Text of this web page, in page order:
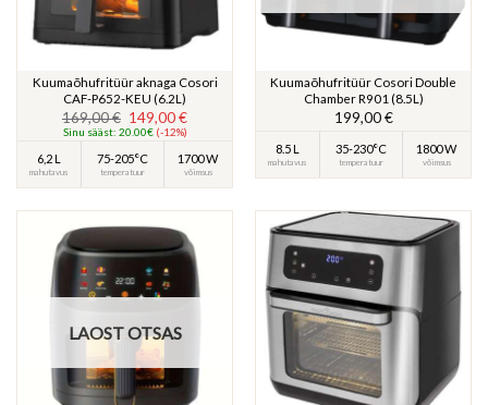
Kuumaõhufritüür aknaga Cosori
‎CAF-P652-KEU (6.2L)
169,00€ Algne
hind
169,00 €.
149,00€Praegune
149,00 €.
Sinu sääst: 20.00€ (-12%)
6,2 L
mahutavus
75-205°C
temperatuur
1700 W
võimsus
Kuumaõhufritüür Cosori Double
Chamber R901 (8.5L)
199,00€
8.5 L
mahutavus
35-230°C
temperatuur
1800 W
võimsus
LAOST OTSAS